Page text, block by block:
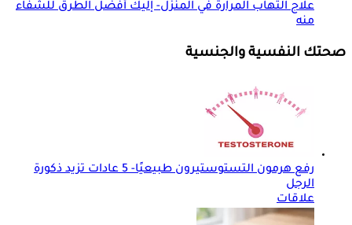
علاج التهاب المرارة في المنزل- إليك أفضل الطرق للشفاء
منه
صحتك النفسية والجنسية
رفع هرمون التستوستيرون طبيعيًا- 5 عادات تزيد ذكورة
الرجل
علاقات